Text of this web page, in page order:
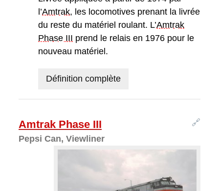
l’Amtrak, les locomotives prenant la livrée
du reste du matériel roulant. L’Amtrak
Phase III prend le relais en 1976 pour le
nouveau matériel.
Définition complète
🔗
Amtrak Phase III
Pepsi Can, Viewliner